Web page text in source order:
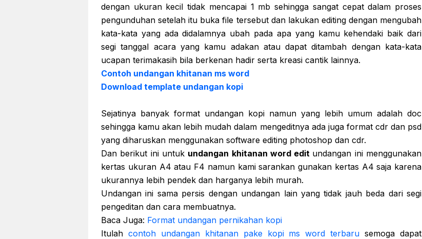
dengan ukuran kecil tidak mencapai 1 mb sehingga sangat cepat dalam proses
pengunduhan setelah itu buka file tersebut dan lakukan editing dengan mengubah
kata-kata yang ada didalamnya ubah pada apa yang kamu kehendaki baik dari
segi tanggal acara yang kamu adakan atau dapat ditambah dengan kata-kata
ucapan terimakasih bila berkenan hadir serta kreasi cantik lainnya.
Contoh undangan khitanan ms word
Download template undangan kopi
Sejatinya banyak format undangan kopi namun yang lebih umum adalah doc
sehingga kamu akan lebih mudah dalam mengeditnya ada juga format cdr dan psd
yang diharuskan menggunakan software editing photoshop dan cdr.
Dan berikut ini untuk undangan khitanan word edit undangan ini menggunakan
kertas ukuran A4 atau F4 namun kami sarankan gunakan kertas A4 saja karena
ukurannya lebih pendek dan harganya lebih murah.
Undangan ini sama persis dengan undangan lain yang tidak jauh beda dari segi
pengeditan dan cara membuatnya.
Baca Juga: Format undangan pernikahan kopi
Itulah contoh undangan khitanan pake kopi ms word terbaru semoga dapat